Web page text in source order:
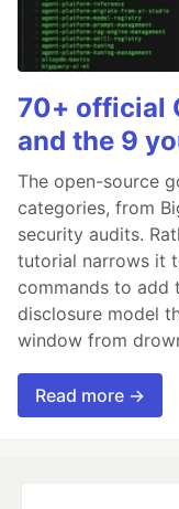
70+ official
and the 9
The open-source
categories, from
security audits.
tutorial narrows it
commands to add
disclosure model
window from
Read more →